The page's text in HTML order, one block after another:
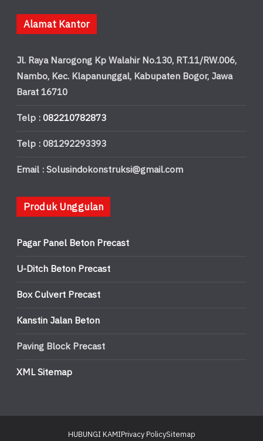
Alamat Kantor
Jl. Raya Narogong Kp Walahir No.130, RT.11/RW.006,
Nambo, Kec. Klapanunggal, Kabupaten Bogor, Jawa
Barat 16710
Telp :082210782873
Telp : 081292293393
Email : Solusindokonstruksi@gmail.com
Produk Unggulan
Pagar Panel Beton Precast
U-Ditch Beton Precast
Box Culvert Precast
Kanstin Jalan Beton
Paving Block Precast
XML Sitemap
HUBUNGI KAMIPrivacy PolicySitemap